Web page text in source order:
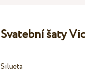
Svatební šaty
Silueta